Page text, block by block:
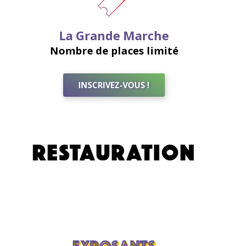
La Grande Marche
Nombre de places limité
INSCRIVEZ-VOUS !
RESTAURATION